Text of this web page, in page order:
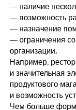
— наличие
— возможность
— назначение
— ограничения
организации.
Например,
и значительная
продуктового
и возможность
Чем больше